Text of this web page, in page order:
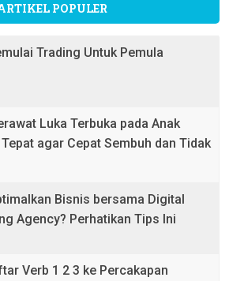
POPULER
Trading Untuk Pemula
Luka Terbuka pada Anak
agar Cepat Sembuh dan Tidak
Bisnis bersama Digital
Agency? Perhatikan Tips Ini
Verb 1 2 3 ke Percakapan